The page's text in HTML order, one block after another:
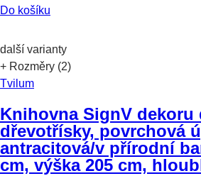
Do košíku
další varianty
+ Rozměry (2)
Tvilum
Knihovna SignV dekoru
dřevotřísky, povrchová
antracitová/v přírodní
cm, výška 205 cm,